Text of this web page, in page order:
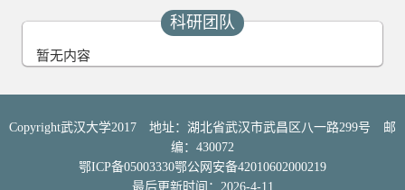
科研团队
暂无内容
Copyright武汉大学2017 地址：湖北省武汉市武昌区八一路299号 邮
编：430072
鄂ICP备05003330鄂公网安备42010602000219
最后更新时间： 2026-4-11